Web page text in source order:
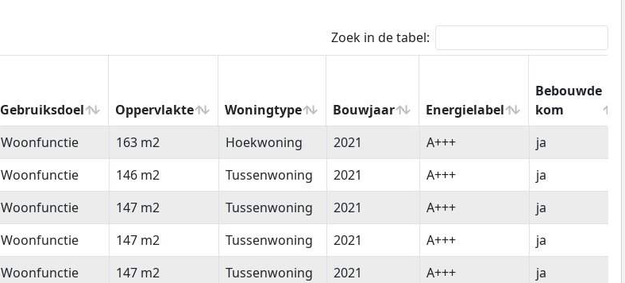
Zoek in de tabel:
Gebruiksdoel Oppervlakte Woningtype Bouwjaar Energielabel
Bebouwde
kom
Gebruiksdoel Oppervlakte Woningtype Bouwjaar Energielabel
Bebouwde
kom
Woonfunctie 163 m2 Hoekwoning 2021 A+++
ja
Woonfunctie 146 m2 Tussenwoning 2021 A+++
ja
Woonfunctie 147 m2 Tussenwoning 2021 A+++
ja
Woonfunctie 147 m2 Tussenwoning 2021 A+++
ja
Woonfunctie 147 m2 Tussenwoning 2021 A+++
ja